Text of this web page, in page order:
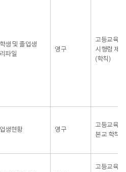
생 및 졸업생
파일
영구
고등교육법
시행령 제4
(학칙)
생현황 영구
고등교육법
본교 학칙
고등교육법